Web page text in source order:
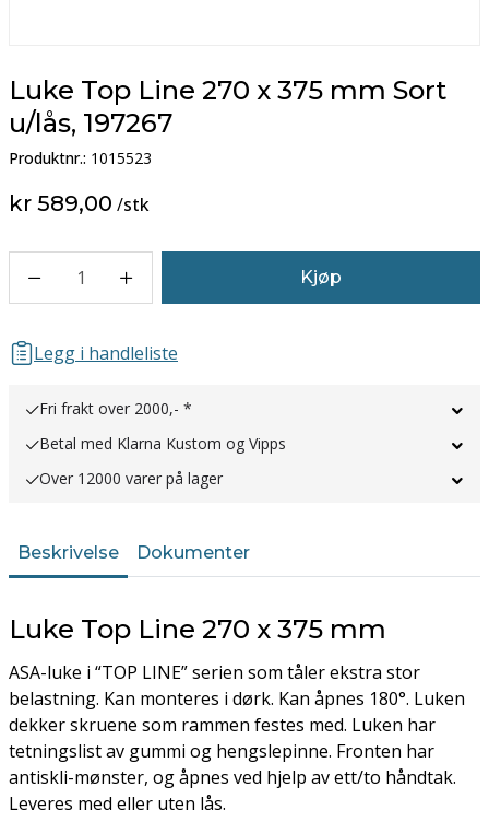
Luke Top Line 270 x 375 mm Sort
u/lås, 197267
Produktnr.: 1015523
kr 589,00 /stk
1 Kjøp
Legg i handleliste
Fri frakt over 2000,- *
Betal med Klarna Kustom og Vipps
Over 12000 varer på lager
Beskrivelse Dokumenter
Luke Top Line 270 x 375 mm
ASA-luke i “TOP LINE” serien som tåler ekstra stor
belastning. Kan monteres i dørk. Kan åpnes 180°. Luken
dekker skruene som rammen festes med. Luken har
tetningslist av gummi og hengslepinne. Fronten har
antiskli-mønster, og åpnes ved hjelp av ett/to håndtak.
Leveres med eller uten lås.